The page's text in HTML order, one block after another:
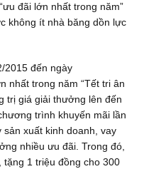
đãi lớn nhất trong năm”
không ít nhà băng dồn lực
2015 đến ngày
nhất trong năm “Tết tri ân
trị giá giải thưởng lên đến
trình khuyến mãi lần
sản xuất kinh doanh, vay
nhiều ưu đãi. Trong đó,
1 triệu đồng cho 300